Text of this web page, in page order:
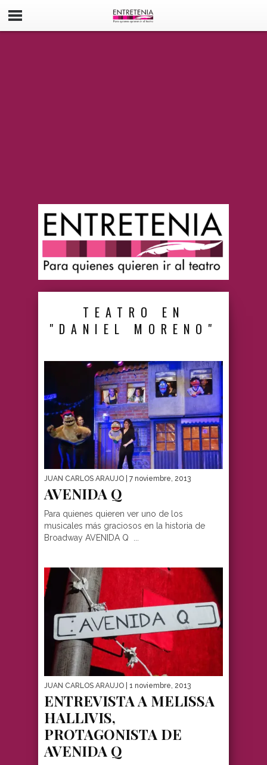
TEATRO EN
"DANIEL MORENO"
JUAN CARLOS ARAUJO | 7 noviembre, 2013
AVENIDA Q
Para quienes quieren ver uno de los
musicales más graciosos en la historia de
Broadway AVENIDA Q ...
JUAN CARLOS ARAUJO | 1 noviembre, 2013
ENTREVISTA A MELISSA
HALLIVIS,
PROTAGONISTA DE
AVENIDA Q